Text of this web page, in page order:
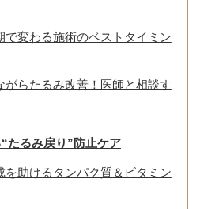
で変わる施術のベストタイミン
がらたるみ改善！医師と相談す
たるみ戻り”防止ケア
を助けるタンパク質＆ビタミン